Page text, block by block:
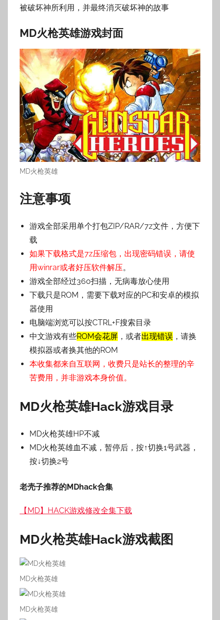
被破坏神所利用，并最终消灭破坏神的故事
MD火枪英雄游戏封面
MD火枪英雄
注意事项
游戏全部采用单个打包ZIP/RAR/7z文件，方便下
载
如果下载格式是7z压缩包，出现密码错误，请使
用winrar或者好压软件解压。
游戏全部经过360扫描，无病毒放心使用
下载只是ROM，需要下载对应的PC和安卓的模拟
器使用
电脑端浏览可以按CTRL+F搜索目录
中文游戏有些ROM会花屏 ，或者出现错误 ，请换
模拟器或者换其他的ROM
本收集都来自互联网，收费只是站长的整理的辛
苦费用，并非游戏本身价值。
MD火枪英雄Hack游戏目录
MD火枪英雄HP不减
MD火枪英雄血不减，暂停后，按↑切换1号武器，
按↓切换2号
老壳子推荐的MDhack合集
【MD】HACK游戏修改全集下载
MD火枪英雄Hack游戏截图
MD火枪英雄
MD火枪英雄